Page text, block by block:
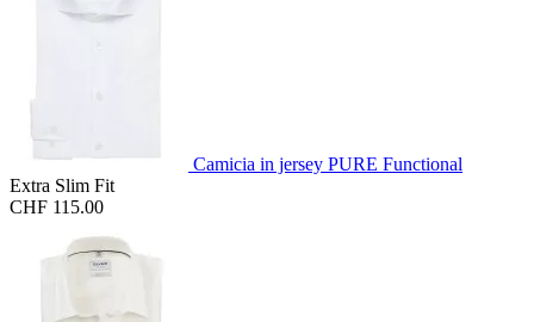
Camicia in jersey PURE Functional
Extra Slim Fit
CHF 115.00